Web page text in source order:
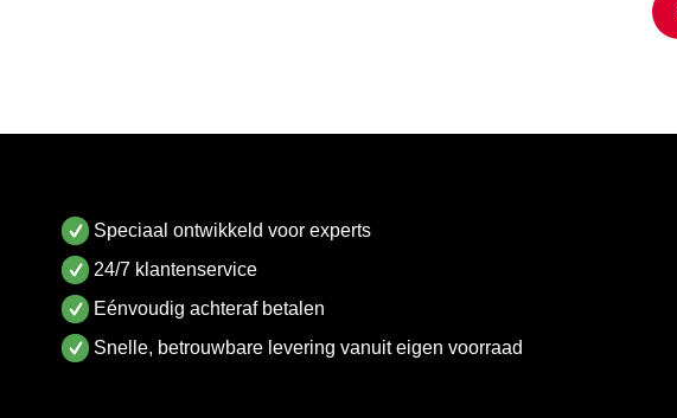
Speciaal ontwikkeld voor experts
24/7 klantenservice
Eénvoudig achteraf betalen
Snelle, betrouwbare levering vanuit eigen voorraad